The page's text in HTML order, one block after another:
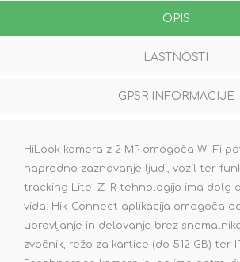
OPIS
LASTNOSTI
GPSR INFORMACIJE
HiLook kamera z 2 MP omogoča Wi-Fi
napredno zaznavanje ljudi, vozil ter
tracking Lite. Z IR tehnologijo ima dolg
vida. Hik-Connect aplikacija omogoča
upravljanje in delovanje brez
zvočnik, režo za kartice (do 512 GB) ter